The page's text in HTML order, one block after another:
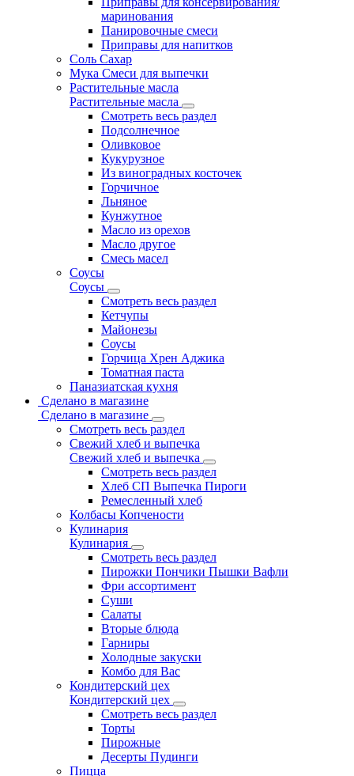
маринования
Панировочные смеси
Приправы для напитков
Соль Сахар
Мука Смеси для выпечки
Растительные масла
Растительные масла
Смотреть весь раздел
Подсолнечное
Оливковое
Кукурузное
Из виноградных косточек
Горчичное
Льняное
Кунжутное
Масло из орехов
Масло другое
Смесь масел
Соусы
Соусы
Смотреть весь раздел
Кетчупы
Майонезы
Соусы
Горчица Хрен Аджика
Томатная паста
Паназиатская кухня
Сделано в магазине
Сделано в магазине
Смотреть весь раздел
Свежий хлеб и выпечка
Свежий хлеб и выпечка
Смотреть весь раздел
Хлеб СП Выпечка Пироги
Ремесленный хлеб
Колбасы Копчености
Кулинария
Кулинария
Смотреть весь раздел
Пирожки Пончики Пышки Вафли
Фри ассортимент
Суши
Салаты
Вторые блюда
Гарниры
Холодные закуски
Комбо для Вас
Кондитерский цех
Кондитерский цех
Смотреть весь раздел
Торты
Пирожные
Десерты Пудинги
Пицца